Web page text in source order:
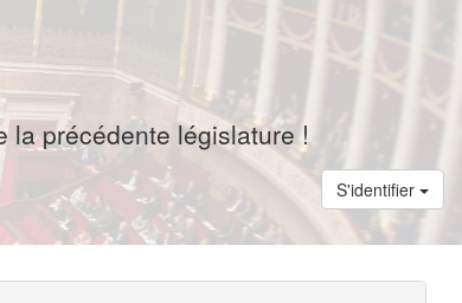
la précédente législature !
S'identifier